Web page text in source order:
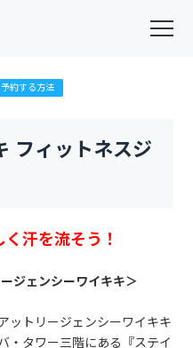
約する方法
フィットネスジ
汗を流そう！
ジェンシーワイキキ＞
ットリージェンシーワイキキ
・タワー三階にある『ステイ